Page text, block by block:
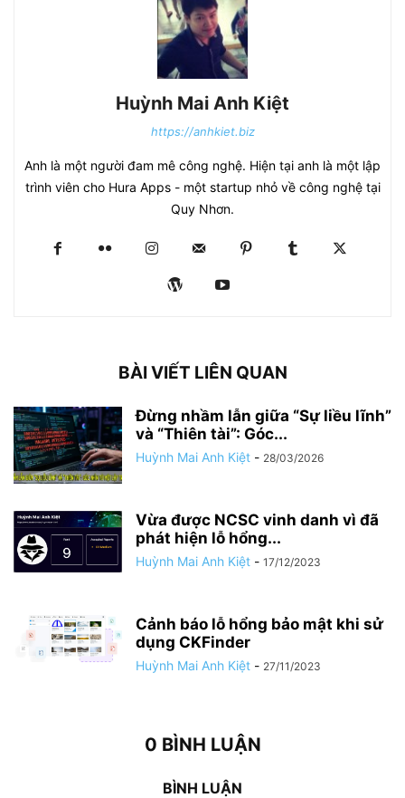
Huỳnh Mai Anh Kiệt
https://anhkiet.biz
Anh là một người đam mê công nghệ. Hiện tại anh là một lập
trình viên cho Hura Apps - một startup nhỏ về công nghệ tại
Quy Nhơn.
BÀI VIẾT LIÊN QUAN
Đừng nhầm lẫn giữa “Sự liều lĩnh”
và “Thiên tài”: Góc...
Huỳnh Mai Anh Kiệt - 28/03/2026
Vừa được NCSC vinh danh vì đã
phát hiện lỗ hổng...
Huỳnh Mai Anh Kiệt - 17/12/2023
Cảnh báo lỗ hổng bảo mật khi sử
dụng CKFinder
Huỳnh Mai Anh Kiệt - 27/11/2023
0 BÌNH LUẬN
BÌNH LUẬN